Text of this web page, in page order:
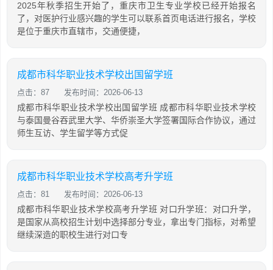
2025年秋季招生开始了，重庆市卫生专业学校已经开始报名
了，对医护行业感兴趣的学生可以联系首页电话进行报名，学校
是位于重庆市直辖市，交通便捷，
成都市科华职业技术学校出国留学班
点击：87 发布时间：2026-06-13
成都市科华职业技术学校出国留学班 成都市科华职业技术学校
与泰国曼谷吞武里大学、华侨崇圣大学签署国际合作协议，通过
师生互访、学生留学等方式促
成都市科华职业技术学校高考升学班
点击：81 发布时间：2026-06-13
成都市科华职业技术学校高考升学班 对口升学班：对口升学，
是国家从高校招生计划中选择部分专业，拿出专门指标，对希望
继续深造的职校生进行对口专